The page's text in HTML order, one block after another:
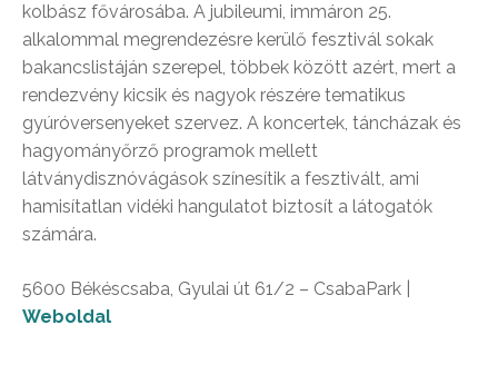
kolbász fővárosába. A jubileumi, immáron 25.
alkalommal megrendezésre kerülő fesztivál sokak
bakancslistáján szerepel, többek között azért, mert a
rendezvény kicsik és nagyok részére tematikus
gyúróversenyeket szervez. A koncertek, táncházak és
hagyományőrző programok mellett
látványdisznóvágások színesítik a fesztivált, ami
hamisítatlan vidéki hangulatot biztosít a látogatók
számára.
5600 Békéscsaba, Gyulai út 61/2 – CsabaPark |
Weboldal